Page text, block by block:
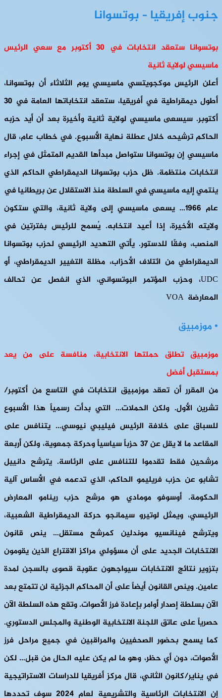
جنوب إفريقيا – بوتسوانا
بوتسوانا ستعقد انتخابات في 30 أكتوبر مع سعي الرئيس
ماسيسي لولاية ثانية
أعلن الرئيس موكجويتسي ماسيسي يوم الثلاثاء أن بوتسوانا،
أطول ديمقراطية في أفريقيا، ستعقد انتخاباتها العامة في 30
أكتوبر. سيسعى ماسيسي لولاية ثانية وأخيرة بعد أن أيد حزبه
الحاكم ترشيحه خلال عطلة نهاية الأسبوع. في خطاب عام، قال
ماسيسي إن بوتسوانا ستواصل مبدأها القديم المتمثل في إجراء
انتخابات منتظمة. ظل حزب بوتسوانا الديمقراطي الحاكم الذي
ينتمي إليه ماسيسي في السلطة منذ الاستقلال عن بريطانيا في
عام 1966… ​​يسعى ماسيسي إلى ولاية ثانية، والتي ستكون
ولايته الأخيرة، إذا أعيد انتخابه. يُسمح للرئيس بفترتين في
المنصب، وفقًا للدستور. يأتي التهديد الرئيسي لحزب بوتسوانا
الديمقراطي من ائتلاف الأحزاب، مظلة التغيير الديمقراطي، أو
UDC، وحزب المؤتمر البوتسواني، الذي انفصل عن تحالف
المعارضة VOA
• موزمبيق
موزمبيق تطلق حملتها الانتخابية، منافسة على من يعد
بمستقبل أفضل
من المقرر أن تعقد موزمبيق انتخابات في التاسع من أكتوبر/
تشرين الأول. ولكن الحملات… التي بدأت رسمياً هذا الأسبوع
للسباق على خلافة الرئيس فيليبي نيوسي… يتنافس على
المقاعد ما لا يقل عن 37 حزباً سياسياً وحركة جمعوية، ولكن أربعة
مرشحين فقط تقدموا للتنافس على الرئاسة. يترشح دانييل
تشابو عن حزب فريليمو الحاكم، الذي تدعمه في الأساس آلية
الحكومة. أوسوفو مومادي هو مرشح حزب رينامو المعارض
الرئيسي، ويمثل لوتيرو سيمانجو حركة الديمقراطية الشعبية،
ويترشح فينانسيو موندلين كمرشح مستقل… ينص قانون
الانتخابات الجديد على أن مسؤولي مراكز الاقتراع الذين يقومون
بتزوير نتائج الانتخابات سيواجهون عقوبة قصوى بالسجن لمدة
عامين. وينص القانون أيضاً على أن المحاكم الجزئية لن تتمتع بعد
الآن بسلطة إصدار أوامر بإعادة فرز الأصوات. وتقع هذه السلطة الآن
حصرياً على عاتق اللجنة الانتخابية الوطنية والمجلس الدستوري.
كما يسمح بحضور الصحفيين والمراقبين في جميع مراحل فرز
الأصوات، دون أي حظر، وهو ما لم يكن عليه الحال من قبل… لكن
في يناير/كانون الثاني، قال مركز أفريقيا للدراسات الاستراتيجية
إن الانتخابات الرئاسية والتشريعية لعام 2024 سوف تحددها